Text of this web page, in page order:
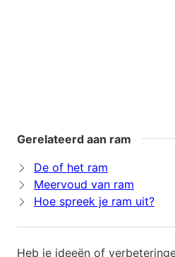
Gerelateerd aan ram
De of het ram
Meervoud van ram
Hoe spreek je ram uit?
Heb je ideeën of